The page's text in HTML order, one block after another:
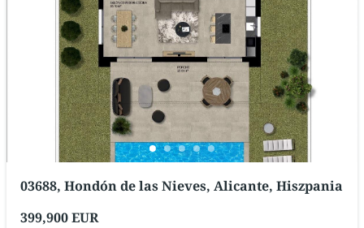
03688, Hondón de las Nieves, Alicante, Hiszpania
399,900 EUR